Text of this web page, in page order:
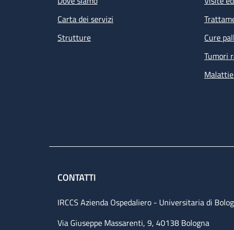
Carta dei servizi
Strutture
Cure
Tumori
CONTATTI
IRCCS Azienda Ospedaliero - Universitaria di
Via Giuseppe Massarenti, 9, 40138 Bologna